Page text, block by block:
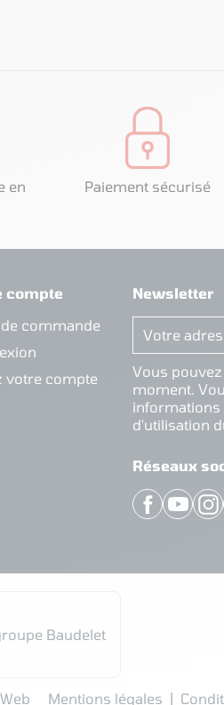
en
Paiement sécurisé
compte
commande
votre compte
Newsletter
Vous
moment.
informations
d'utilisation
Réseaux
Facebook
Baudelet
Mentions légales